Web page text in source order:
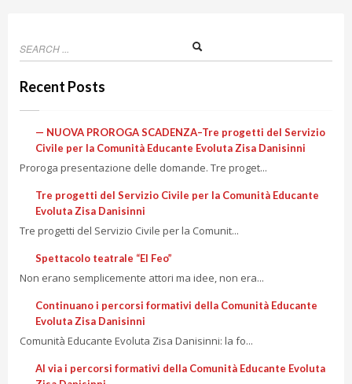
Recent Posts
— NUOVA PROROGA SCADENZA–Tre progetti del Servizio
Civile per la Comunità Educante Evoluta Zisa Danisinni
Proroga presentazione delle domande. Tre proget...
Tre progetti del Servizio Civile per la Comunità Educante
Evoluta Zisa Danisinni
Tre progetti del Servizio Civile per la Comunit...
Spettacolo teatrale “El Feo”
Non erano semplicemente attori ma idee, non era...
Continuano i percorsi formativi della Comunità Educante
Evoluta Zisa Danisinni
Comunità Educante Evoluta Zisa Danisinni: la fo...
Al via i percorsi formativi della Comunità Educante Evoluta